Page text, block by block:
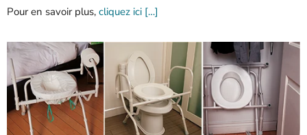
Pour en savoir plus, cliquez ici […]